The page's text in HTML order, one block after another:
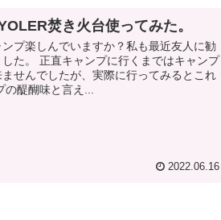
焚き火台使ってみた。
プ楽しんでいますか？私も最近友人に勧
た。 正直キャンプに行くまではキャンプ
せんでしたが、実際に行ってみるとこれ
醍醐味と言え...
2022.06.16